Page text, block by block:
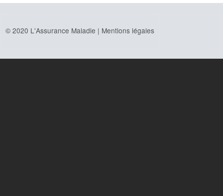
© 2020 L'Assurance Maladie | Mentions légales